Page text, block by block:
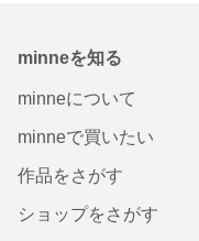
minneを知る
minneについて
minneで買いたい
作品をさがす
ショップをさがす